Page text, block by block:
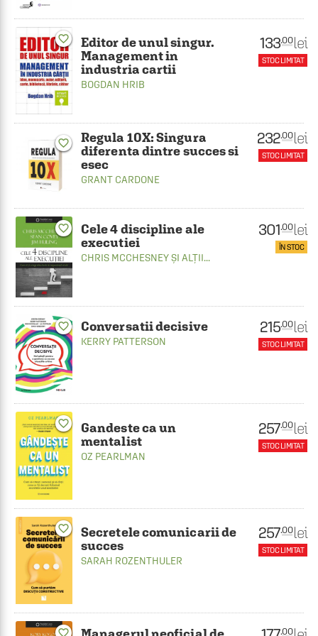
favorite_border
Editor de unul singur.
Management in
industria cartii
BOGDAN HRIB
133.00 lei
STOC LIMITAT
favorite_border
Regula 10X: Singura
diferenta dintre succes si
esec
GRANT CARDONE
232.00 lei
STOC LIMITAT
favorite_border
Cele 4 discipline ale
executiei
CHRIS MCCHESNEYȘI ALȚII...
301.00 lei
ÎN STOC
favorite_border Conversatii decisive
KERRY PATTERSON
215.00 lei
STOC LIMITAT
favorite_border
Gandeste ca un
mentalist
OZ PEARLMAN
257.00 lei
STOC LIMITAT
favorite_border
Secretele comunicarii de
succes
SARAH ROZENTHULER
257.00 lei
STOC LIMITAT
favorite_border .00